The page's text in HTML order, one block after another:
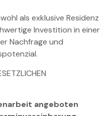
als exklusive Residenz
Investition in einer
Nachfrage und
angeboten